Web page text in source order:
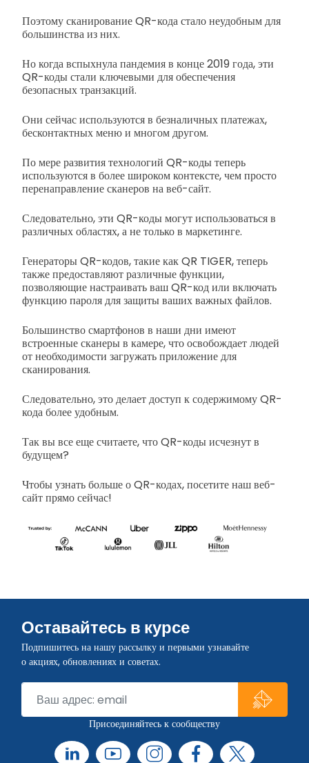
Поэтому сканирование QR-кода стало неудобным для
большинства из них.
Но когда вспыхнула пандемия в конце 2019 года, эти
QR-коды стали ключевыми для обеспечения
безопасных транзакций.
Они сейчас используются в безналичных платежах,
бесконтактных меню и многом другом.
По мере развития технологий QR-коды теперь
используются в более широком контексте, чем просто
перенаправление сканеров на веб-сайт.
Следовательно, эти QR-коды могут использоваться в
различных областях, а не только в маркетинге.
Генераторы QR-кодов, такие как QR TIGER, теперь
также предоставляют различные функции,
позволяющие настраивать ваш QR-код или включать
функцию пароля для защиты ваших важных файлов.
Большинство смартфонов в наши дни имеют
встроенные сканеры в камере, что освобождает людей
от необходимости загружать приложение для
сканирования.
Следовательно, это делает доступ к содержимому QR-
кода более удобным.
Так вы все еще считаете, что QR-коды исчезнут в
будущем?
Чтобы узнать больше о QR-кодах, посетите наш веб-
сайт прямо сейчас!
Оставайтесь в курсе
Подпишитесь на нашу рассылку и первыми узнавайте
о акциях, обновлениях и советах.
Присоединяйтесь к сообществу